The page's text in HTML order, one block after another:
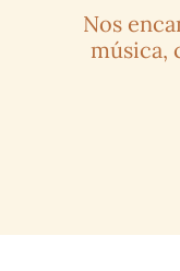
Nos
música,